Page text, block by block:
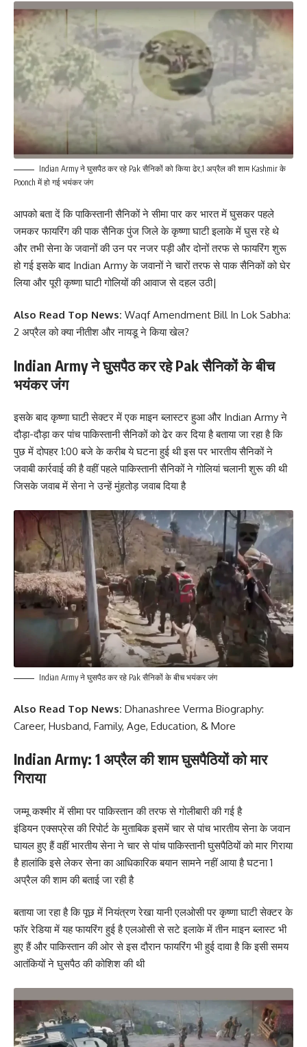
Indian Army ने घुसपैठ कर रहे Pak सैनिकों को किया ढेर,1 अप्रैल की शाम Kashmir के
Poonch में हो गई भयंकर जंग
आपको बता दें कि पाकिस्तानी सैनिकों ने सीमा पार कर भारत में घुसकर पहले
जमकर फायरिंग की पाक सैनिक पुंज जिले के कृष्णा घाटी इलाके में घुस रहे थे
और तभी सेना के जवानों की उन पर नजर पड़ी और दोनों तरफ से फायरिंग शुरू
हो गई इसके बाद Indian Army के जवानों ने चारों तरफ से पाक सैनिकों को घेर
लिया और पूरी कृष्णा घाटी गोलियों की आवाज से दहल उठी|
Also Read Top News: Waqf Amendment Bill In Lok Sabha:
2 अप्रैल को क्या नीतीश और नायडू ने किया खेल?
Indian Army ने घुसपैठ कर रहे Pak सैनिकों के बीच
भयंकर जंग
इसके बाद कृष्णा घाटी सेक्टर में एक माइन ब्लास्टर हुआ और Indian Armyने
दौड़ा-दौड़ा कर पांच पाकिस्तानी सैनिकों को ढेर कर दिया है बताया जा रहा है कि
पुछ में दोपहर 1:00 बजे के करीब ये घटना हुई थी इस पर भारतीय सैनिकों ने
जवाबी कार्रवाई की है वहीं पहले पाकिस्तानी सैनिकों ने गोलियां चलानी शुरू की थी
जिसके जवाब में सेना ने उन्हें मुंहतोड़ जवाब दिया है
Indian Army ने घुसपैठ कर रहे Pak सैनिकों के बीच भयंकर जंग
Also Read Top News: Dhanashree Verma Biography:
Career, Husband, Family, Age, Education, & More
Indian Army: 1 अप्रैल की शाम घुसपैठियों को मार
गिराया
जम्मू कश्मीर में सीमा पर पाकिस्तान की तरफ से गोलीबारी की गई है
इंडियन एक्सप्रेस की रिपोर्ट के मुताबिक इसमें चार से पांच भारतीय सेना के जवान
घायल हुए हैं वहीं भारतीय सेना ने चार से पांच पाकिस्तानी घुसपैठियों को मार गिराया
है हालांकि इसे लेकर सेना का आधिकारिक बयान सामने नहीं आया है घटना 1
अप्रैल की शाम की बताई जा रही है
बताया जा रहा है कि पूछ में नियंत्रण रेखा यानी एलओसी पर कृष्णा घाटी सेक्टर के
फॉर रेडिया में यह फायरिंग हुई है एलओसी से सटे इलाके में तीन माइन ब्लास्ट भी
हुए हैं और पाकिस्तान की ओर से इस दौरान फायरिंग भी हुई दावा है कि इसी समय
आतंकियों ने घुसपैठ की कोशिश की थी